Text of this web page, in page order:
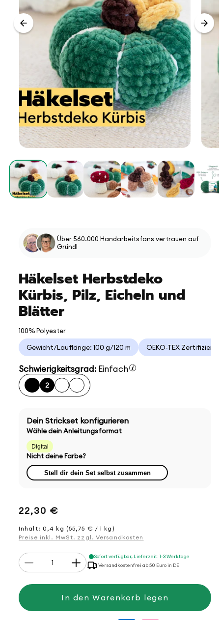
Über 560.000 Handarbeitsfans vertrauen auf
Gründl
Häkelset Herbstdeko
Kürbis, Pilz, Eicheln und
Blätter
100% Polyester
Gewicht/Lauflänge: 100 g/120 m OEKO-TEX
Schwierigkeitsgrad: Einfach
2
Dein Strickset konfigurieren
Wähle dein Anleitungsformat
Digital
Nicht deine Farbe?
Stell dir dein Set selbst zusammen
Normaler
Preis
22,30 €
Inhalt: 0,4 kg (55,75 € / 1 kg)
Preise inkl. MwSt. zzgl. Versandkosten
Anzahl
Verringere
die
Kürbis,
Erhöhe
die
Häkelset
Herbstdeko
Kürbis,
Sofort verfügbar, Lieferzeit: 1-3 Werktage
Versandkostenfrei ab 50 Euro in DE
In den Warenkorb legen